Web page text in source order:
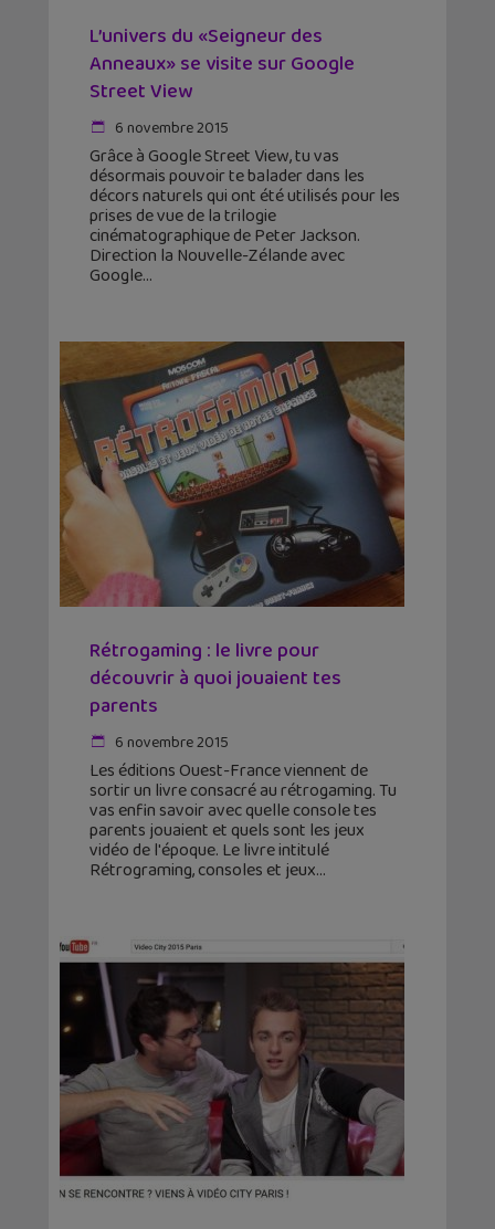
L’univers du «Seigneur des
Anneaux» se visite sur Google
Street View
6 novembre 2015
Grâce à Google Street View, tu vas
désormais pouvoir te balader dans les
décors naturels qui ont été utilisés pour les
prises de vue de la trilogie
cinématographique de Peter Jackson.
Direction la Nouvelle-Zélande avec
Google
Rétrogaming : le livre pour
découvrir à quoi jouaient tes
parents
6 novembre 2015
Les éditions Ouest-France viennent de
sortir un livre consacré au rétrogaming. Tu
vas enfin savoir avec quelle console tes
parents jouaient et quels sont les jeux
vidéo de l'époque. Le livre intitulé
Rétrograming, consoles et jeux